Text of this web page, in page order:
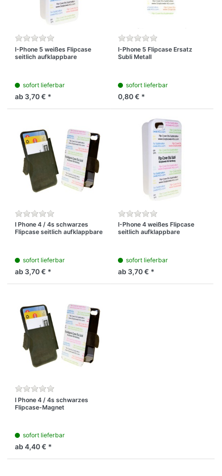
I-Phone 5 weißes Flipcase
seitlich aufklappbare
sofort lieferbar
ab 3,70 € *
I-Phone 5 Flipcase Ersatz
Subli Metall
sofort lieferbar
0,80 € *
I Phone 4 / 4s schwarzes
Flipcase seitlich aufklappbare
sofort lieferbar
ab 3,70 € *
I-Phone 4 weißes Flipcase
seitlich aufklappbare
sofort lieferbar
ab 3,70 € *
I Phone 4 / 4s schwarzes
Flipcase-Magnet
sofort lieferbar
ab 4,40 € *